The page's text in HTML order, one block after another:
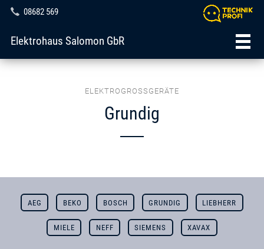
08682 569
Elektrohaus Salomon GbR
ELEKTROGROSSGERÄTE
Grundig
AEG BEKO BOSCH GRUNDIG LIEBHERR
MIELE NEFF SIEMENS XAVAX